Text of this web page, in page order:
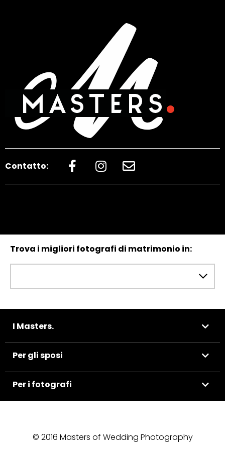
Contatto:
Trova i migliori fotografi di matrimonio in:
I Masters.
Per gli sposi
Per i fotografi
© 2016 Masters of Wedding Photography